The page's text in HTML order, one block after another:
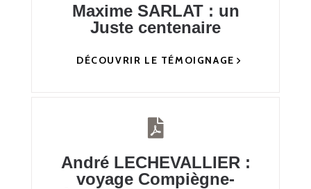
Maxime SARLAT : un
Juste centenaire
DÉCOUVRIR LE TÉMOIGNAGE
André LECHEVALLIER :
voyage Compiègne-